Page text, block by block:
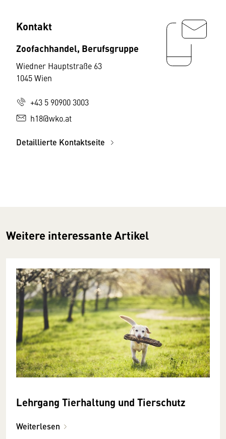
Kontakt
Zoofachhandel, Berufsgruppe
Wiedner Hauptstraße 63
1045 Wien
+43 5 90900 3003
h18@wko.at
Detaillierte Kontaktseite
Weitere interessante Artikel
Lehrgang Tierhaltung und Tierschutz
Weiterlesen